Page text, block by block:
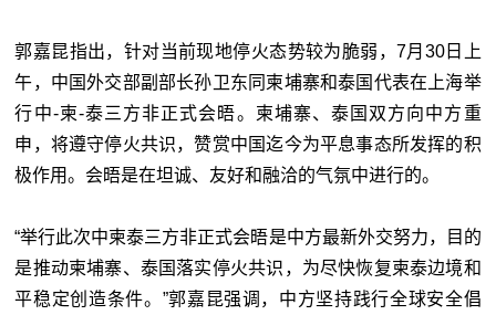
郭嘉昆指出，针对当前现地停火态势较为脆弱，7月30日上
午，中国外交部副部长孙卫东同柬埔寨和泰国代表在上海举
行中-柬-泰三方非正式会晤。柬埔寨、泰国双方向中方重
申，将遵守停火共识，赞赏中国迄今为平息事态所发挥的积
极作用。会晤是在坦诚、友好和融洽的气氛中进行的。
“举行此次中柬泰三方非正式会晤是中方最新外交努力，目的
是推动柬埔寨、泰国落实停火共识，为尽快恢复柬泰边境和
平稳定创造条件。”郭嘉昆强调，中方坚持践行全球安全倡